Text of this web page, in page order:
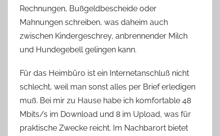
Rechnungen, Bußgeldbescheide oder
Mahnungen schreiben, was daheim auch
zwischen Kindergeschrey, anbrennender Milch
und Hundegebell gelingen kann.
Für das Heimbüro ist ein Internetanschluß nicht
schlecht, weil man sonst alles per Brief erledigen
muß. Bei mir zu Hause habe ich komfortable 48
Mbits/s im Download und 8 im Upload, was für
praktische Zwecke reicht. Im Nachbarort bietet